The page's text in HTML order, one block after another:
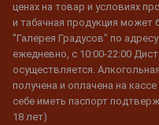
ценах на товар и условиях
и табачная продукция может
"Галерея Градусов" по
ежедневно, с 10:00-22:00
осуществляется.
получена и оплачена на
себе иметь паспорт
18 лет)